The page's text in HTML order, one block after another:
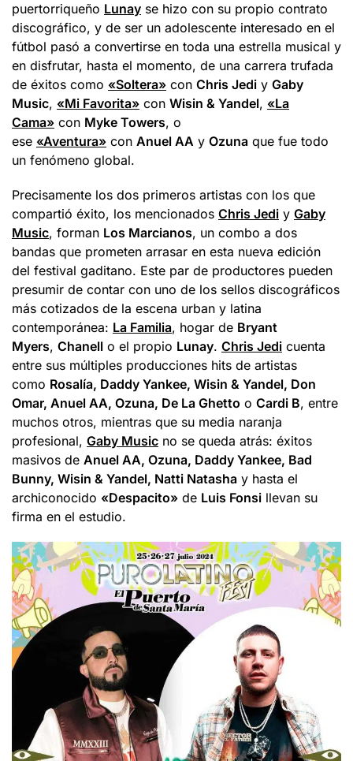
puertorriqueño Lunay se hizo con su propio contrato
discográfico, y de ser un adolescente interesado en el
fútbol pasó a convertirse en toda una estrella musical y
en disfrutar, hasta el momento, de una carrera trufada
de éxitos como «Soltera» con Chris Jedi y Gaby
Music, «Mi Favorita» con Wisin & Yandel, «La
Cama» con Myke Towers, o
ese «Aventura» con Anuel AA y Ozuna que fue todo
un fenómeno global.
Precisamente los dos primeros artistas con los que
compartió éxito, los mencionados Chris Jedi y Gaby
Music, forman Los Marcianos, un combo a dos
bandas que prometen arrasar en esta nueva edición
del festival gaditano. Este par de productores pueden
presumir de contar con uno de los sellos discográficos
más cotizados de la escena urban y latina
contemporánea: La Familia, hogar de Bryant
Myers, Chanell o el propio Lunay. Chris Jedi cuenta
entre sus múltiples producciones hits de artistas
como Rosalía, Daddy Yankee, Wisin & Yandel, Don
Omar, Anuel AA, Ozuna, De La Ghetto o Cardi B, entre
muchos otros, mientras que su media naranja
profesional, Gaby Music no se queda atrás: éxitos
masivos de Anuel AA, Ozuna, Daddy Yankee, Bad
Bunny, Wisin & Yandel, Natti Natasha y hasta el
archiconocido «Despacito» de Luis Fonsi llevan su
firma en el estudio.